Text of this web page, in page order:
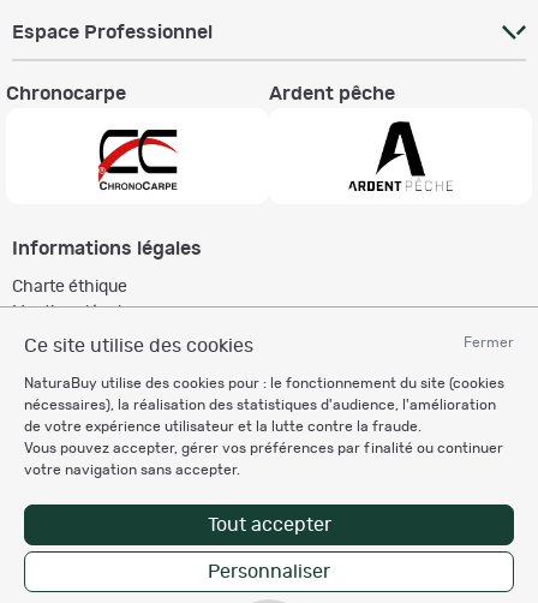
Fermer
Ce site utilise des cookies
NaturaBuy utilise des cookies pour : le fonctionnement du site (cookies
nécessaires), la réalisation des statistiques d'audience, l'amélioration
de votre expérience utilisateur et la lutte contre la fraude.
Vous pouvez accepter, gérer vos préférences par finalité ou continuer
votre navigation sans accepter.
Tout accepter
Personnaliser
Espace Professionnel
Chronocarpe Ardent pêche
Informations légales
Charte éthique
Mentions légales
Règlement & Conditions d'utilisation
des données personnelles
Personnalisation des cookies
Recevez nos newsletters
Copyright © 2007-2026 NaturaBuy. Tous droits réservés. N°CNIL: 1239459.